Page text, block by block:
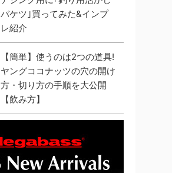
バケツ｣買ってみた&インプ
レ紹介
【簡単】使うのは2つの道具!
ヤングココナッツの穴の開け
方・切り方の手順を大公開
【飲み方】